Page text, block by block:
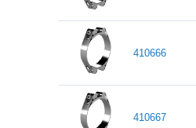
410666
410667